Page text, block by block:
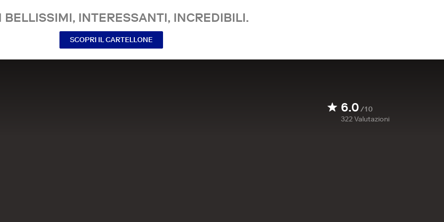
BELLISSIMI, INTERESSANTI, INCREDIBILI.
SCOPRI IL CARTELLONE
6.0/10
322Valutazioni